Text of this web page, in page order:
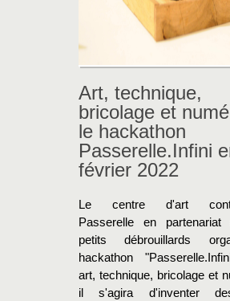
Art, technique,
bricolage et
le hackathon
Passerelle.Infini
février 2022
Le centre d'art
Passerelle en
petits débrouillards
hackathon
art, technique, bricolage et
il s'agira d'inventer